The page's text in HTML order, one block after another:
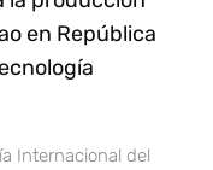
en República
Internacional del